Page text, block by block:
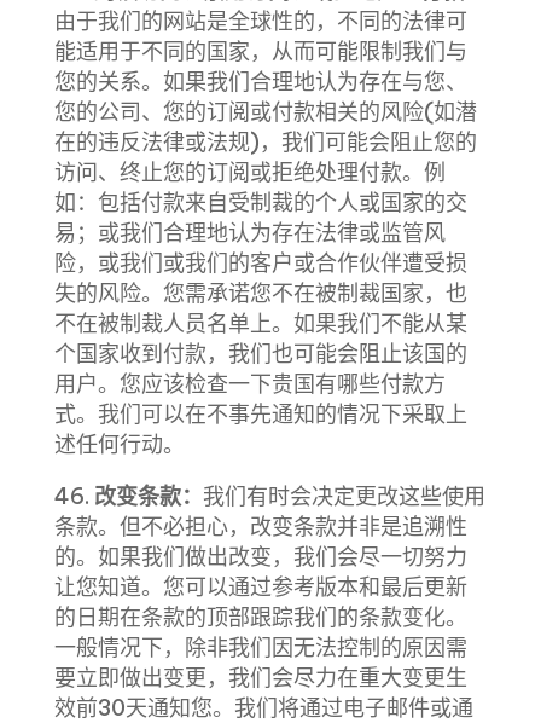
由于我们的网站是全球性的，不同的法律可
能适用于不同的国家，从而可能限制我们与
您的关系。如果我们合理地认为存在与您、
您的公司、您的订阅或付款相关的风险(如潜
在的违反法律或法规)，我们可能会阻止您的
访问、终止您的订阅或拒绝处理付款。例
如：包括付款来自受制裁的个人或国家的交
易；或我们合理地认为存在法律或监管风
险，或我们或我们的客户或合作伙伴遭受损
失的风险。您需承诺您不在被制裁国家，也
不在被制裁人员名单上。如果我们不能从某
个国家收到付款，我们也可能会阻止该国的
用户。您应该检查一下贵国有哪些付款方
式。我们可以在不事先通知的情况下采取上
述任何行动。
46. 改变条款： 我们有时会决定更改这些使用
条款。但不必担心，改变条款并非是追溯性
的。如果我们做出改变，我们会尽一切努力
让您知道。您可以通过参考版本和最后更新
的日期在条款的顶部跟踪我们的条款变化。
一般情况下，除非我们因无法控制的原因需
要立即做出变更，我们会尽力在重大变更生
效前30天通知您。我们将通过电子邮件或通